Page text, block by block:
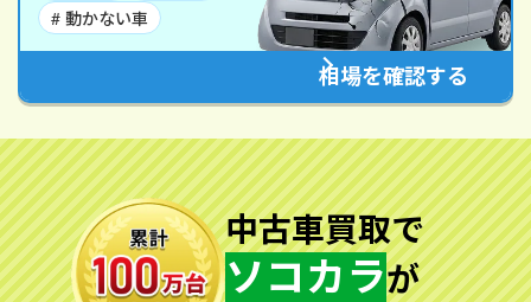
# 動かない車
相場を確認する
中古車買取で
ソコカラが